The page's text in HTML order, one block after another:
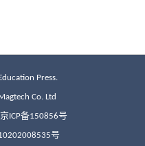
Press.
Co. Ltd
京ICP备150856号
号